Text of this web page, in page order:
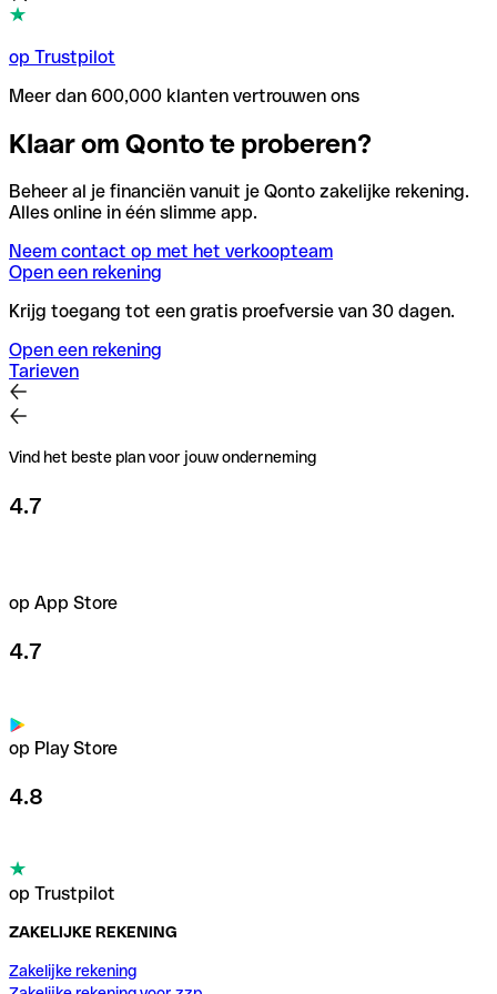
op Trustpilot
Meer dan 600,000 klanten vertrouwen ons
Klaar om Qonto te proberen?
Beheer al je financiën vanuit je Qonto zakelijke rekening.
Alles online in één slimme app.
Neem contact op met het verkoopteam
Open een rekening
Krijg toegang tot een gratis proefversie van 30 dagen.
Open een rekening
Tarieven
Vind het beste plan voor jouw onderneming
4.7
op App Store
4.7
op Play Store
4.8
op Trustpilot
ZAKELIJKE REKENING
Zakelijke rekening